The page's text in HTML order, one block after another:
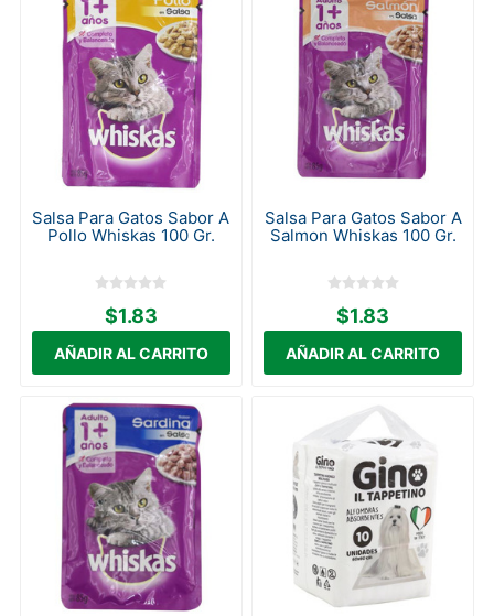
Salsa Para Gatos Sabor A
Pollo Whiskas 100 Gr.
$1.83
Salsa Para Gatos Sabor A
Salmon Whiskas 100 Gr.
$1.83